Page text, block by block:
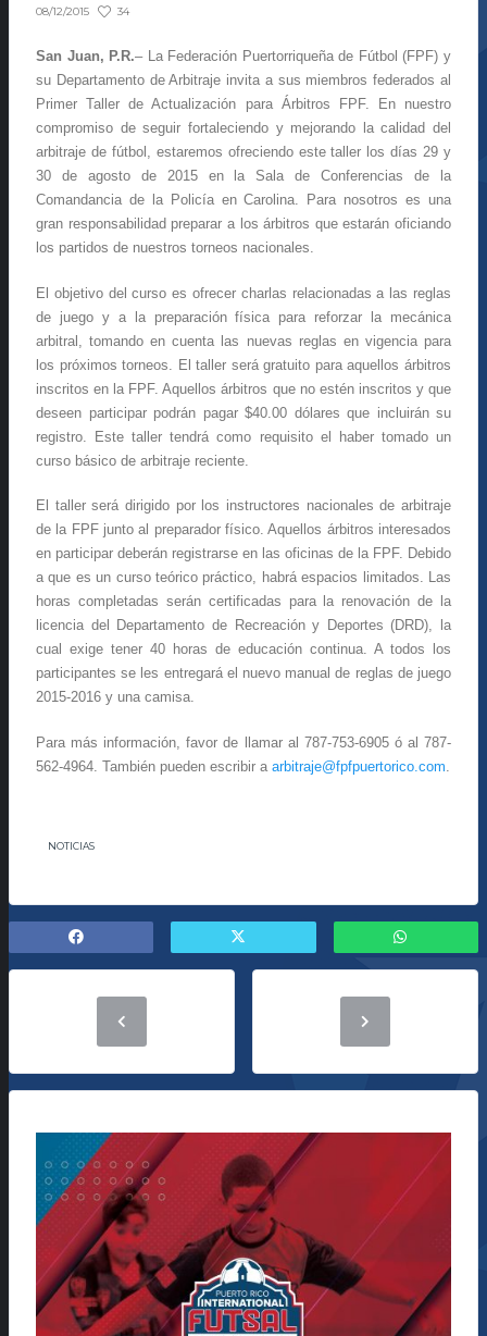
08/12/2015 34
San Juan, P.R.– La Federación Puertorriqueña de Fútbol (FPF) y
su Departamento de Arbitraje invita a sus miembros federados al
Primer Taller de Actualización para Árbitros FPF. En nuestro
compromiso de seguir fortaleciendo y mejorando la calidad del
arbitraje de fútbol, estaremos ofreciendo este taller los días 29 y
30 de agosto de 2015 en la Sala de Conferencias de la
Comandancia de la Policía en Carolina. Para nosotros es una
gran responsabilidad preparar a los árbitros que estarán oficiando
los partidos de nuestros torneos nacionales.
El objetivo del curso es ofrecer charlas relacionadas a las reglas
de juego y a la preparación física para reforzar la mecánica
arbitral, tomando en cuenta las nuevas reglas en vigencia para
los próximos torneos. El taller será gratuito para aquellos árbitros
inscritos en la FPF. Aquellos árbitros que no estén inscritos y que
deseen participar podrán pagar $40.00 dólares que incluirán su
registro. Este taller tendrá como requisito el haber tomado un
curso básico de arbitraje reciente.
El taller será dirigido por los instructores nacionales de arbitraje
de la FPF junto al preparador físico. Aquellos árbitros interesados
en participar deberán registrarse en las oficinas de la FPF. Debido
a que es un curso teórico práctico, habrá espacios limitados. Las
horas completadas serán certificadas para la renovación de la
licencia del Departamento de Recreación y Deportes (DRD), la
cual exige tener 40 horas de educación continua. A todos los
participantes se les entregará el nuevo manual de reglas de juego
2015-2016 y una camisa.
Para más información, favor de llamar al 787-753-6905 ó al 787-
562-4964. También pueden escribir a arbitraje@fpfpuertorico.com
NOTICIAS